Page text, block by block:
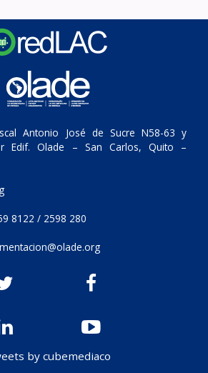
Antonio José de Sucre N58-63 y
Edif. Olade – San Carlos, Quito –
8122 / 2598 280
by cubemediaco